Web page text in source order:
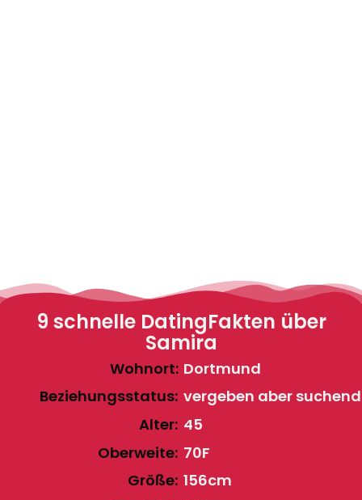
9 schnelle DatingFakten über
Samira
Wohnort: Dortmund
Beziehungsstatus: vergeben aber suchend
Alter: 45
Oberweite: 70F
Größe: 156cm